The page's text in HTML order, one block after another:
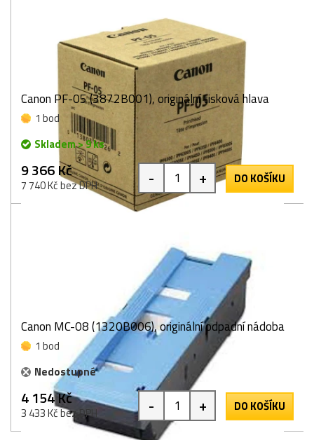
Canon PF-05 (3872B001), originální tisková hlava
1 bod
Skladem > 9 ks
9 366 Kč
7 740 Kč bez DPH - + DO KOŠÍKU
Canon MC-08 (1320B006), originální odpadní nádoba
1 bod
Nedostupné
4 154 Kč
3 433 Kč bez DPH - + DO KOŠÍKU